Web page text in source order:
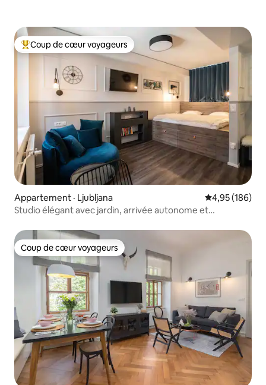
Coup de cœur voyageurs parmi les plus aimés
Coup de cœur voyageurs
Appartement · Ljubljana Note
4,95 (186)
Studio élégant avec jardin, arrivée autonome et
Coup de cœur voyageurs
Coup de cœur voyageurs